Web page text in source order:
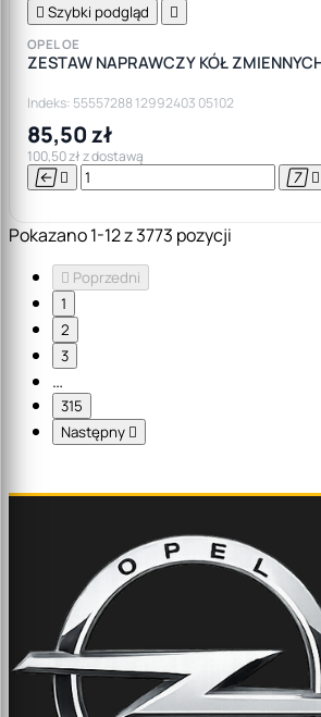
 Szybki podgląd 
OPEL OE
ZESTAW NAPRAWCZY KÓŁ
Indeks: 55557288 12992403 05102
85,50 zł
100,50 zł z dostawą
   
Pokazano 1-12 z 3773 pozycji
 Poprzedni
1
2
3
…
315
Następny 